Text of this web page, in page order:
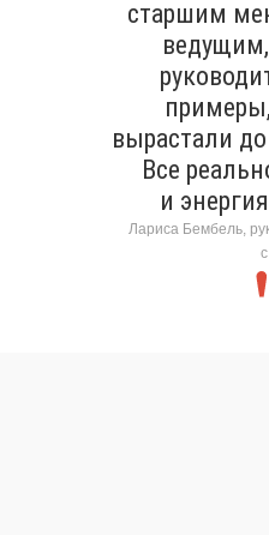
старшим
вырастали
Все
и
Лариса Бембель,